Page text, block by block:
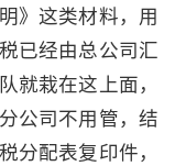
》这类材料，用
已经由总公司汇
就栽在这上面，
公司不用管，结
分配表复印件，